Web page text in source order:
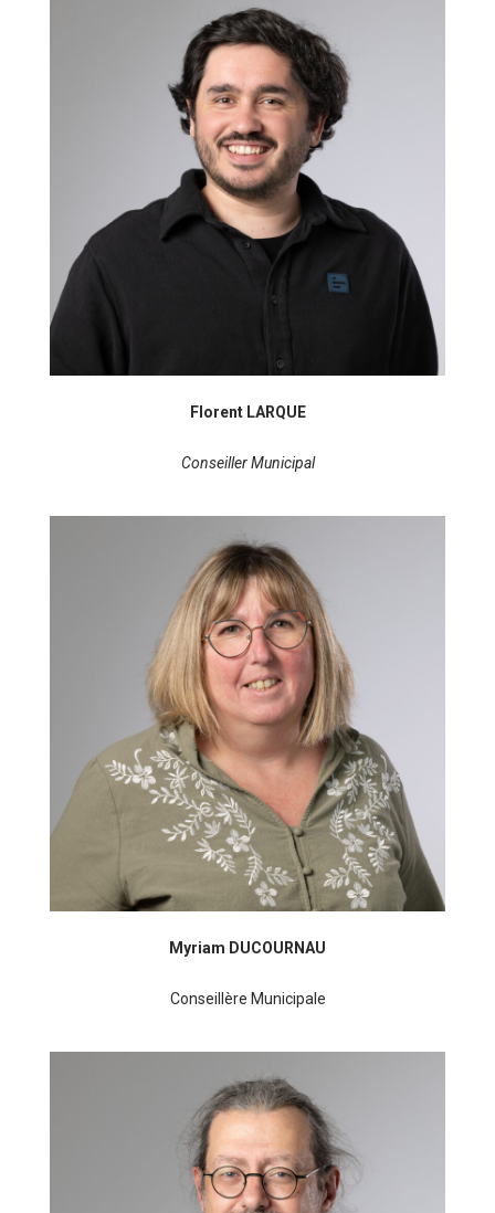
Florent LARQUE
Conseiller Municipal
Myriam DUCOURNAU
Conseillère Municipale